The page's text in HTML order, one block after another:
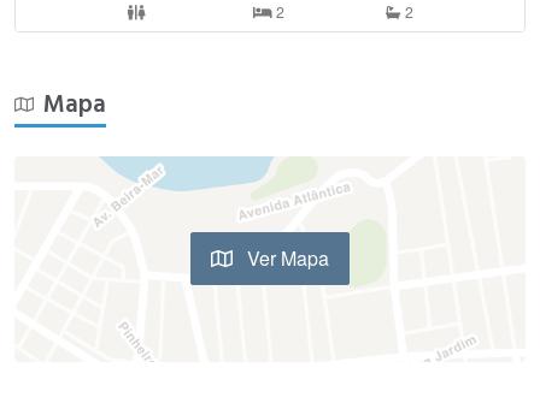
2 2
Mapa
Ver Mapa